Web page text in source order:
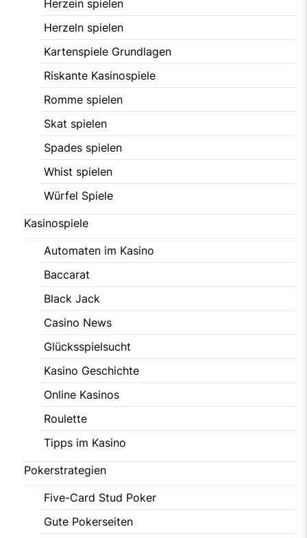
Herzein spielen
Herzeln spielen
Kartenspiele Grundlagen
Riskante Kasinospiele
Romme spielen
Skat spielen
Spades spielen
Whist spielen
Würfel Spiele
Kasinospiele
Automaten im Kasino
Baccarat
Black Jack
Casino News
Glücksspielsucht
Kasino Geschichte
Online Kasinos
Roulette
Tipps im Kasino
Pokerstrategien
Five-Card Stud Poker
Gute Pokerseiten